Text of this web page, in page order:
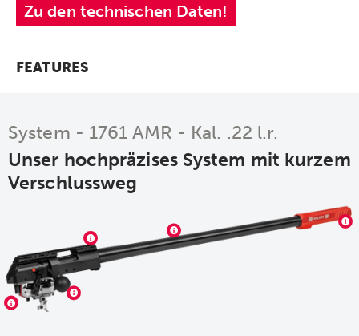
Zu den technischen Daten!
FEATURES
System - 1761 AMR - Kal. .22 l.r.
Unser hochpräzises System mit kurzem
Verschlussweg